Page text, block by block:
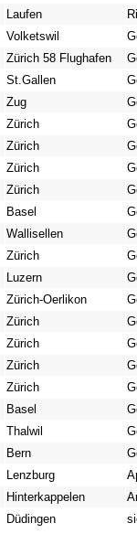
Laufen
Volketswil
Zürich 58 Flughafen
St.Gallen
Zug
Zürich
Zürich
Zürich
Zürich
Basel
Wallisellen
Zürich
Luzern
Zürich-Oerlikon
Zürich
Zürich
Zürich
Zürich
Basel
Thalwil
Bern
Lenzburg
Hinterkappelen
Düdingen